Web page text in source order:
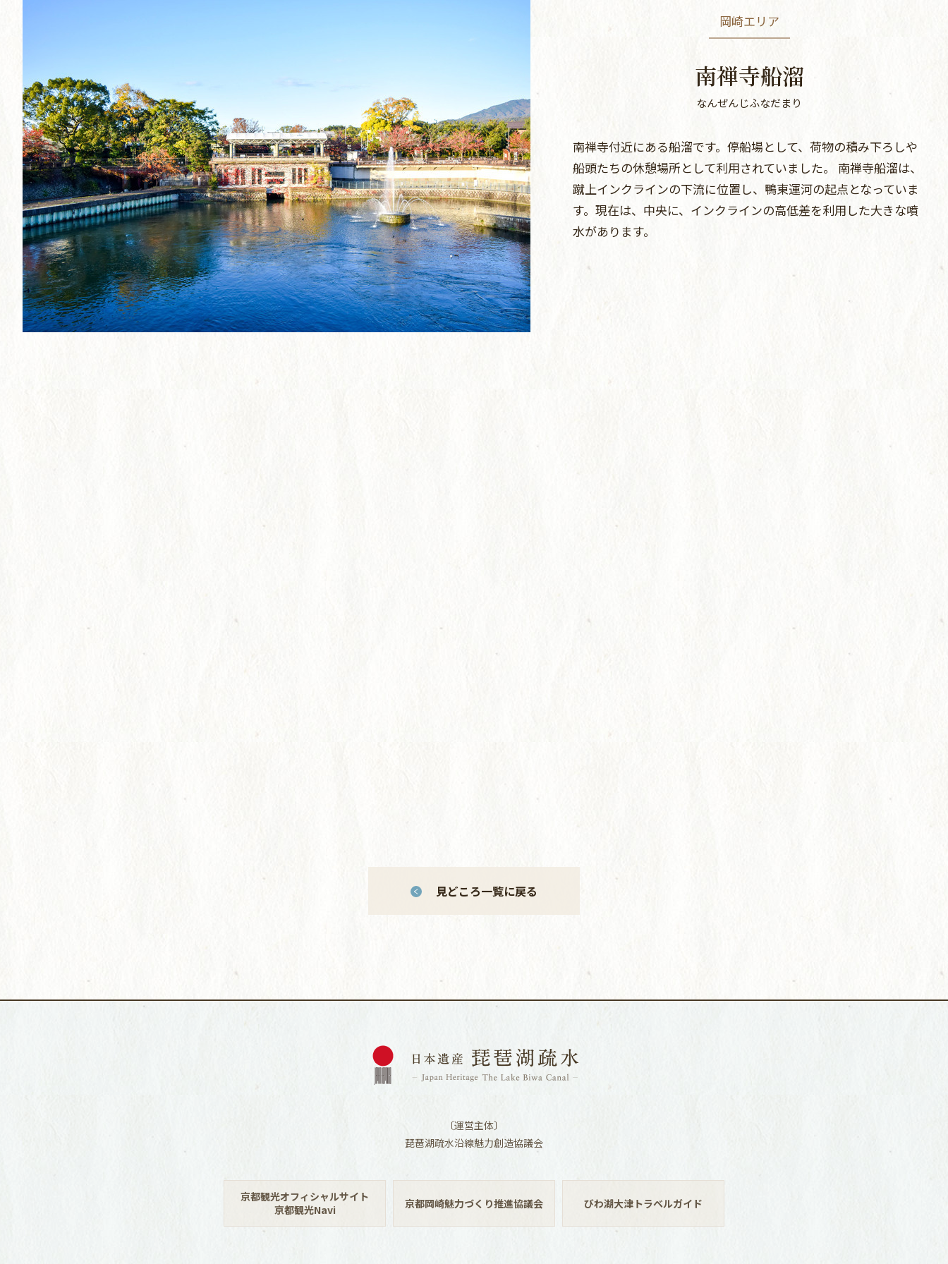
岡崎エリア
南禅寺船溜
なんぜんじふなだまり
南禅寺付近にある船溜です。停船場として、荷物の積み下ろしや
船頭たちの休憩場所として利用されていました。 南禅寺船溜は、
蹴上インクラインの下流に位置し、鴨東運河の起点となっていま
す。現在は、中央に、インクラインの高低差を利用した大きな噴
水があります。
見どころ一覧に戻る
〔運営主体〕
琵琶湖疏水沿線魅力創造協議会
京都観光オフィシャルサイト
京都観光Navi
京都岡崎魅力づくり推進協議会 びわ湖大津トラベルガイド